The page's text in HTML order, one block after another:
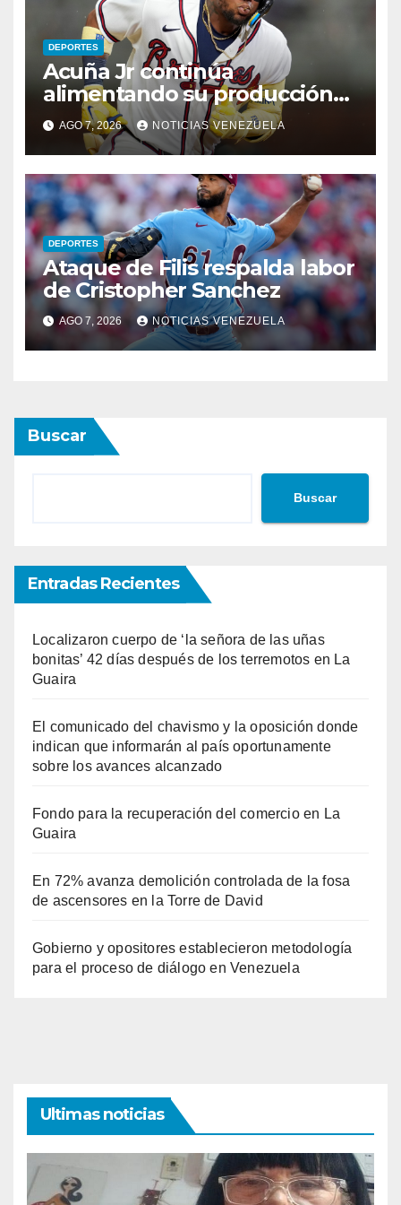
DEPORTES
Acuña Jr continúa
alimentando su producción
jonronera
AGO 7, 2026 NOTICIAS VENEZUELA
DEPORTES
Ataque de Filis respalda labor
de Cristopher Sanchez
AGO 7, 2026 NOTICIAS VENEZUELA
Buscar
Buscar
Entradas Recientes
Localizaron cuerpo de ‘la señora de las uñas
bonitas’ 42 días después de los terremotos en La
Guaira
El comunicado del chavismo y la oposición donde
indican que informarán al país oportunamente
sobre los avances alcanzado
Fondo para la recuperación del comercio en La
Guaira
En 72% avanza demolición controlada de la fosa
de ascensores en la Torre de David
Gobierno y opositores establecieron metodología
para el proceso de diálogo en Venezuela
Ultimas noticias